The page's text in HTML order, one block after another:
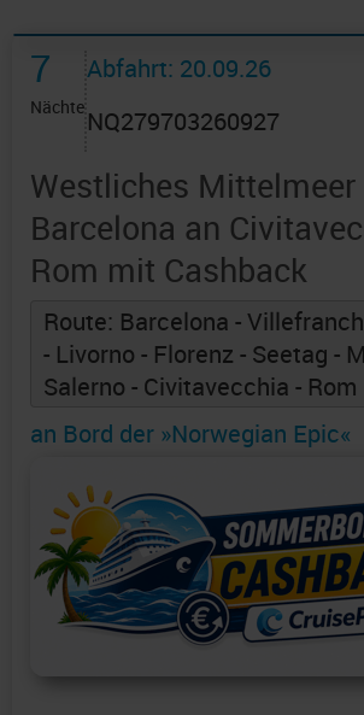
7
Nächte
Abfahrt: 20.09.26
NQ279703260927
Westliches Mittelmeer
Barcelona an
Rom mit Cashback
Route: Barcelona -
- Livorno - Florenz - Seetag -
Salerno - Civitavecchia - Rom
an Bord der »Norwegian Epic«